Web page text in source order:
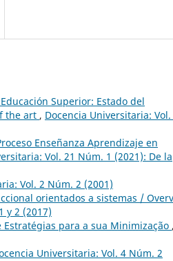
Superior: Estado del
the art , Docencia Universitaria: Vol.
Enseñanza Aprendizaje en
Vol. 21 Núm. 1 (2021): De la
Vol. 2 Núm. 2 (2001)
orientados a sistemas /
y 2 (2017)
para a sua Minimização ,
Universitaria: Vol. 4 Núm. 2